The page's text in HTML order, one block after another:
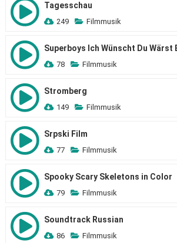
Tagesschau
249 Filmmusik
Superboys Ich Wünscht Du Wärst
78 Filmmusik
Stromberg
149 Filmmusik
Srpski Film
77 Filmmusik
Spooky Scary Skeletons in Color
79 Filmmusik
Soundtrack Russian
86 Filmmusik